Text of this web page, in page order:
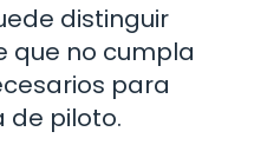
distinguir
que no cumpla
para
de piloto.